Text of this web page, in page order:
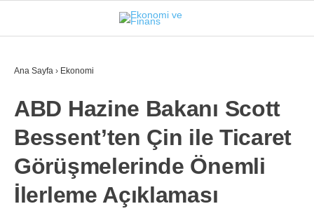
İSTANBUL
GÜNDEM
EKONOMI
FINANS
BORSA
Ana Sayfa › Ekonomi
ABD Hazine Bakanı Scott
Bessent’ten Çin ile Ticaret
Görüşmelerinde Önemli
İlerleme Açıklaması